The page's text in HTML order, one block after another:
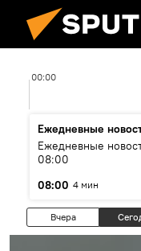
00:00
Ежедневные
Ежедневные
08:00
08:00 4 мин
Вчера